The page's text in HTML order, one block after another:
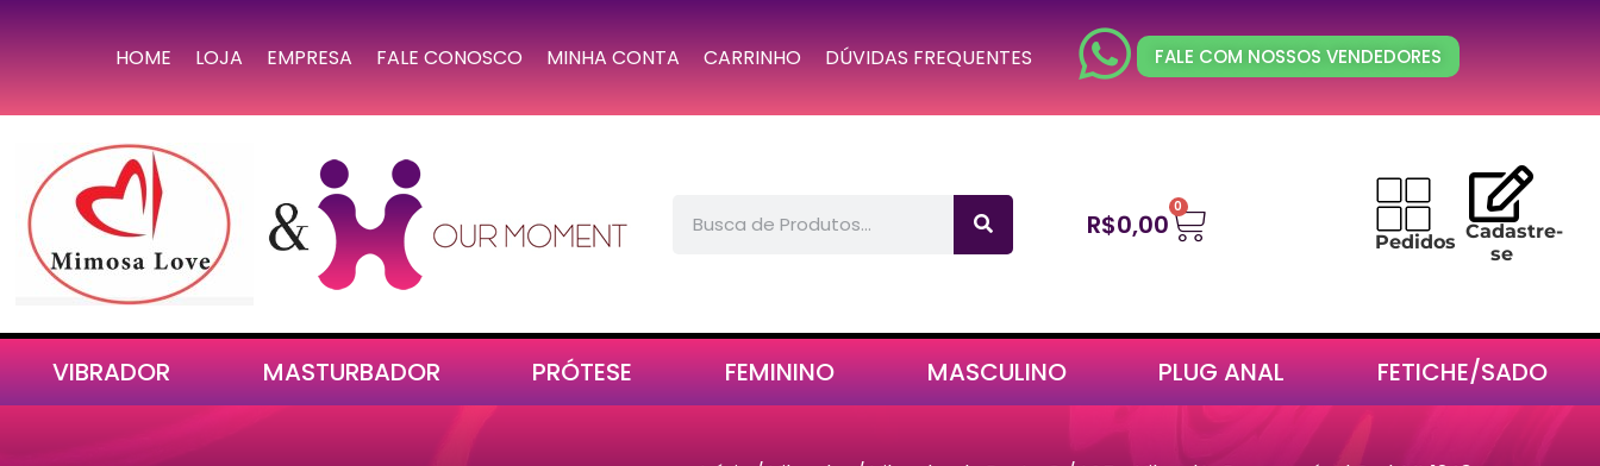
HOME LOJA EMPRESA FALE CONOSCO MINHA CONTA CARRINHO DÚVIDAS FREQUENTES FALE COM NOSSOS VENDEDORES
R$0,00
0
Pedidos Cadastre-
se
VIBRADOR MASTURBADOR PRÓTESE FEMININO MASCULINO PLUG ANAL FETICHE/SADO